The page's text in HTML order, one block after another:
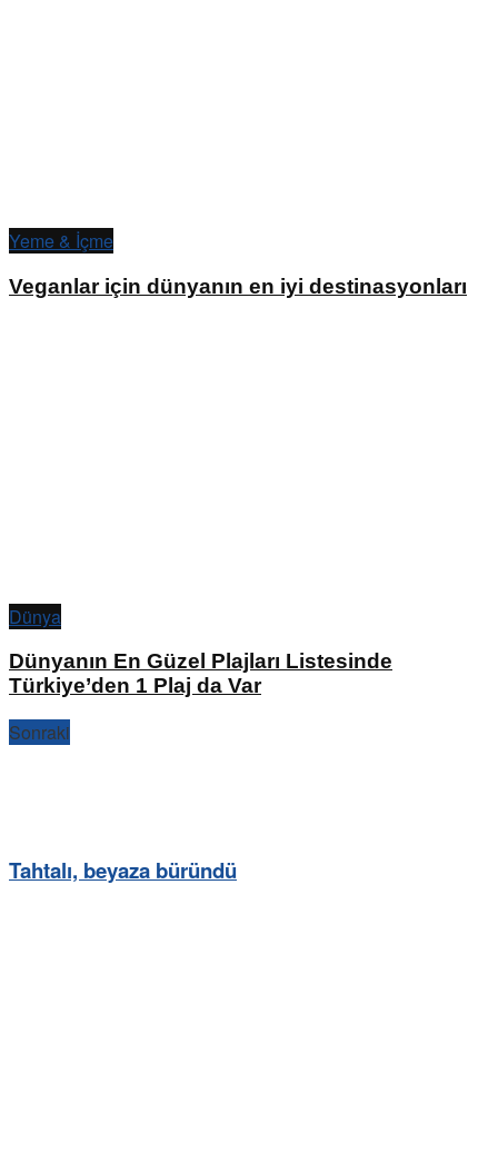
Yeme & İçme
Veganlar için dünyanın en iyi destinasyonları
Dünya
Dünyanın En Güzel Plajları Listesinde
Türkiye’den 1 Plaj da Var
Sonraki
Tahtalı, beyaza büründü